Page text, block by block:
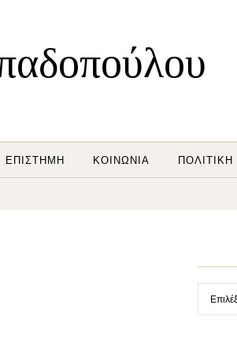
ΕΠΙΣΤΉΜΗ ΚΟΙΝΩΝΊΑ ΠΟΛΙΤΙΚΉ
Ιστορικό